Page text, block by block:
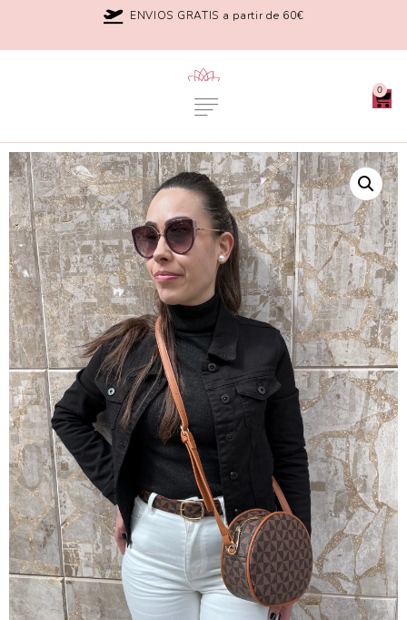
ENVIOS GRATIS a partir de 60€
0